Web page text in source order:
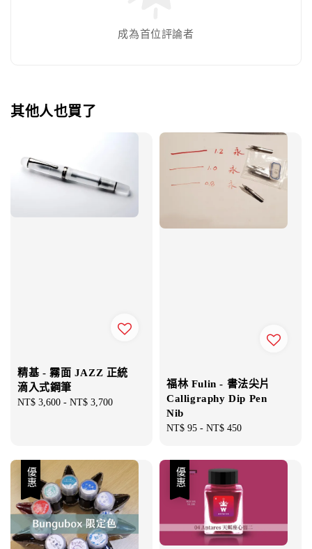
成為首位評論者
其他人也買了
精基 - 霧面 JAZZ 正統
滴入式鋼筆
Regular
NT$ 3,600 - NT$ 3,700
福林 Fulin - 書法尖片
Calligraphy Dip Pen
Nib
Regular
NT$ 95 - NT$ 450
優惠 優惠